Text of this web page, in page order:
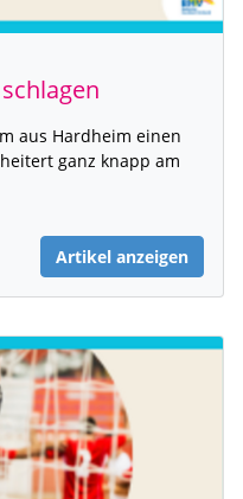
aus Hardheim einen
ganz knapp am
Artikel anzeigen